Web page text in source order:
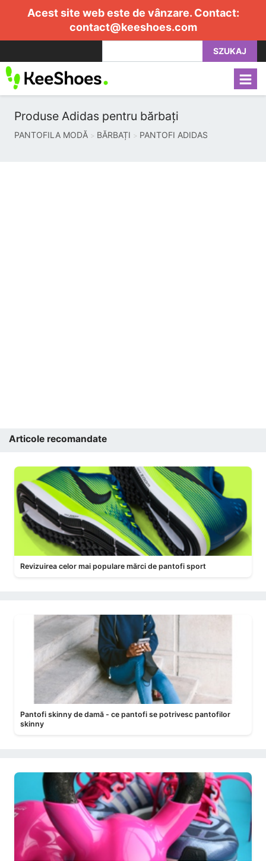
Acest site web este de vânzare. Contact:
contact@keeshoes.com
SZUKAJ
Produse Adidas pentru bărbați
PANTOFILA MODĂ BĂRBAȚI PANTOFI ADIDAS
Articole recomandate
Revizuirea celor mai populare mărci de pantofi sport
Pantofi skinny de damă - ce pantofi se potrivesc pantofilor
skinny